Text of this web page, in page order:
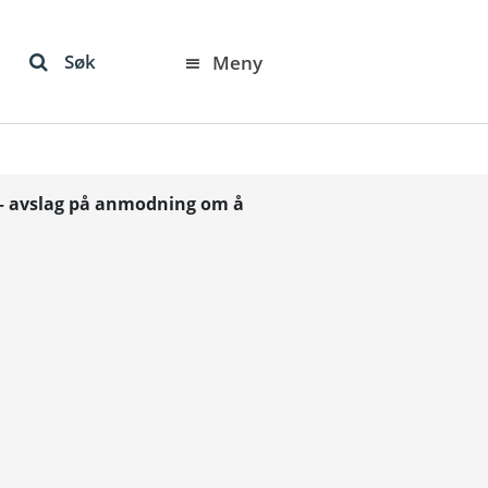
Søk Meny
avslag på anmodning om å